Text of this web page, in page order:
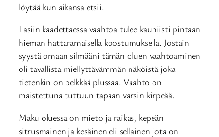
löytää kun aikansa etsii.
Lasiin kaadettaessa vaahtoa tulee kauniisti pintaan
hieman hattaramaisella koostumuksella. Jostain
syystä omaan silmääni tämän oluen vaahtoaminen
oli tavallista miellyttävämmän näköistä joka
tietenkin on pelkkää plussaa. Vaahto on
maistettuna tuttuun tapaan varsin kirpeää.
Maku oluessa on mieto ja raikas, kepeän
sitrusmainen ja kesäinen eli sellainen jota on